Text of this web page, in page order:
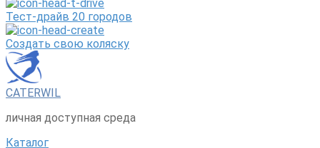
Тест-драйв 20 городов
Создать свою коляску
CATERWIL
личная доступная среда
Каталог